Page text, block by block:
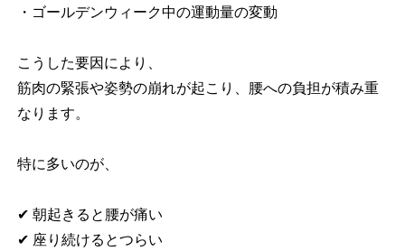
・ゴールデンウィーク中の運動量の変動
こうした要因により、
筋肉の緊張や姿勢の崩れが起こり、腰への負担が積み重
なります。
特に多いのが、
✔ 朝起きると腰が痛い
✔ 座り続けるとつらい